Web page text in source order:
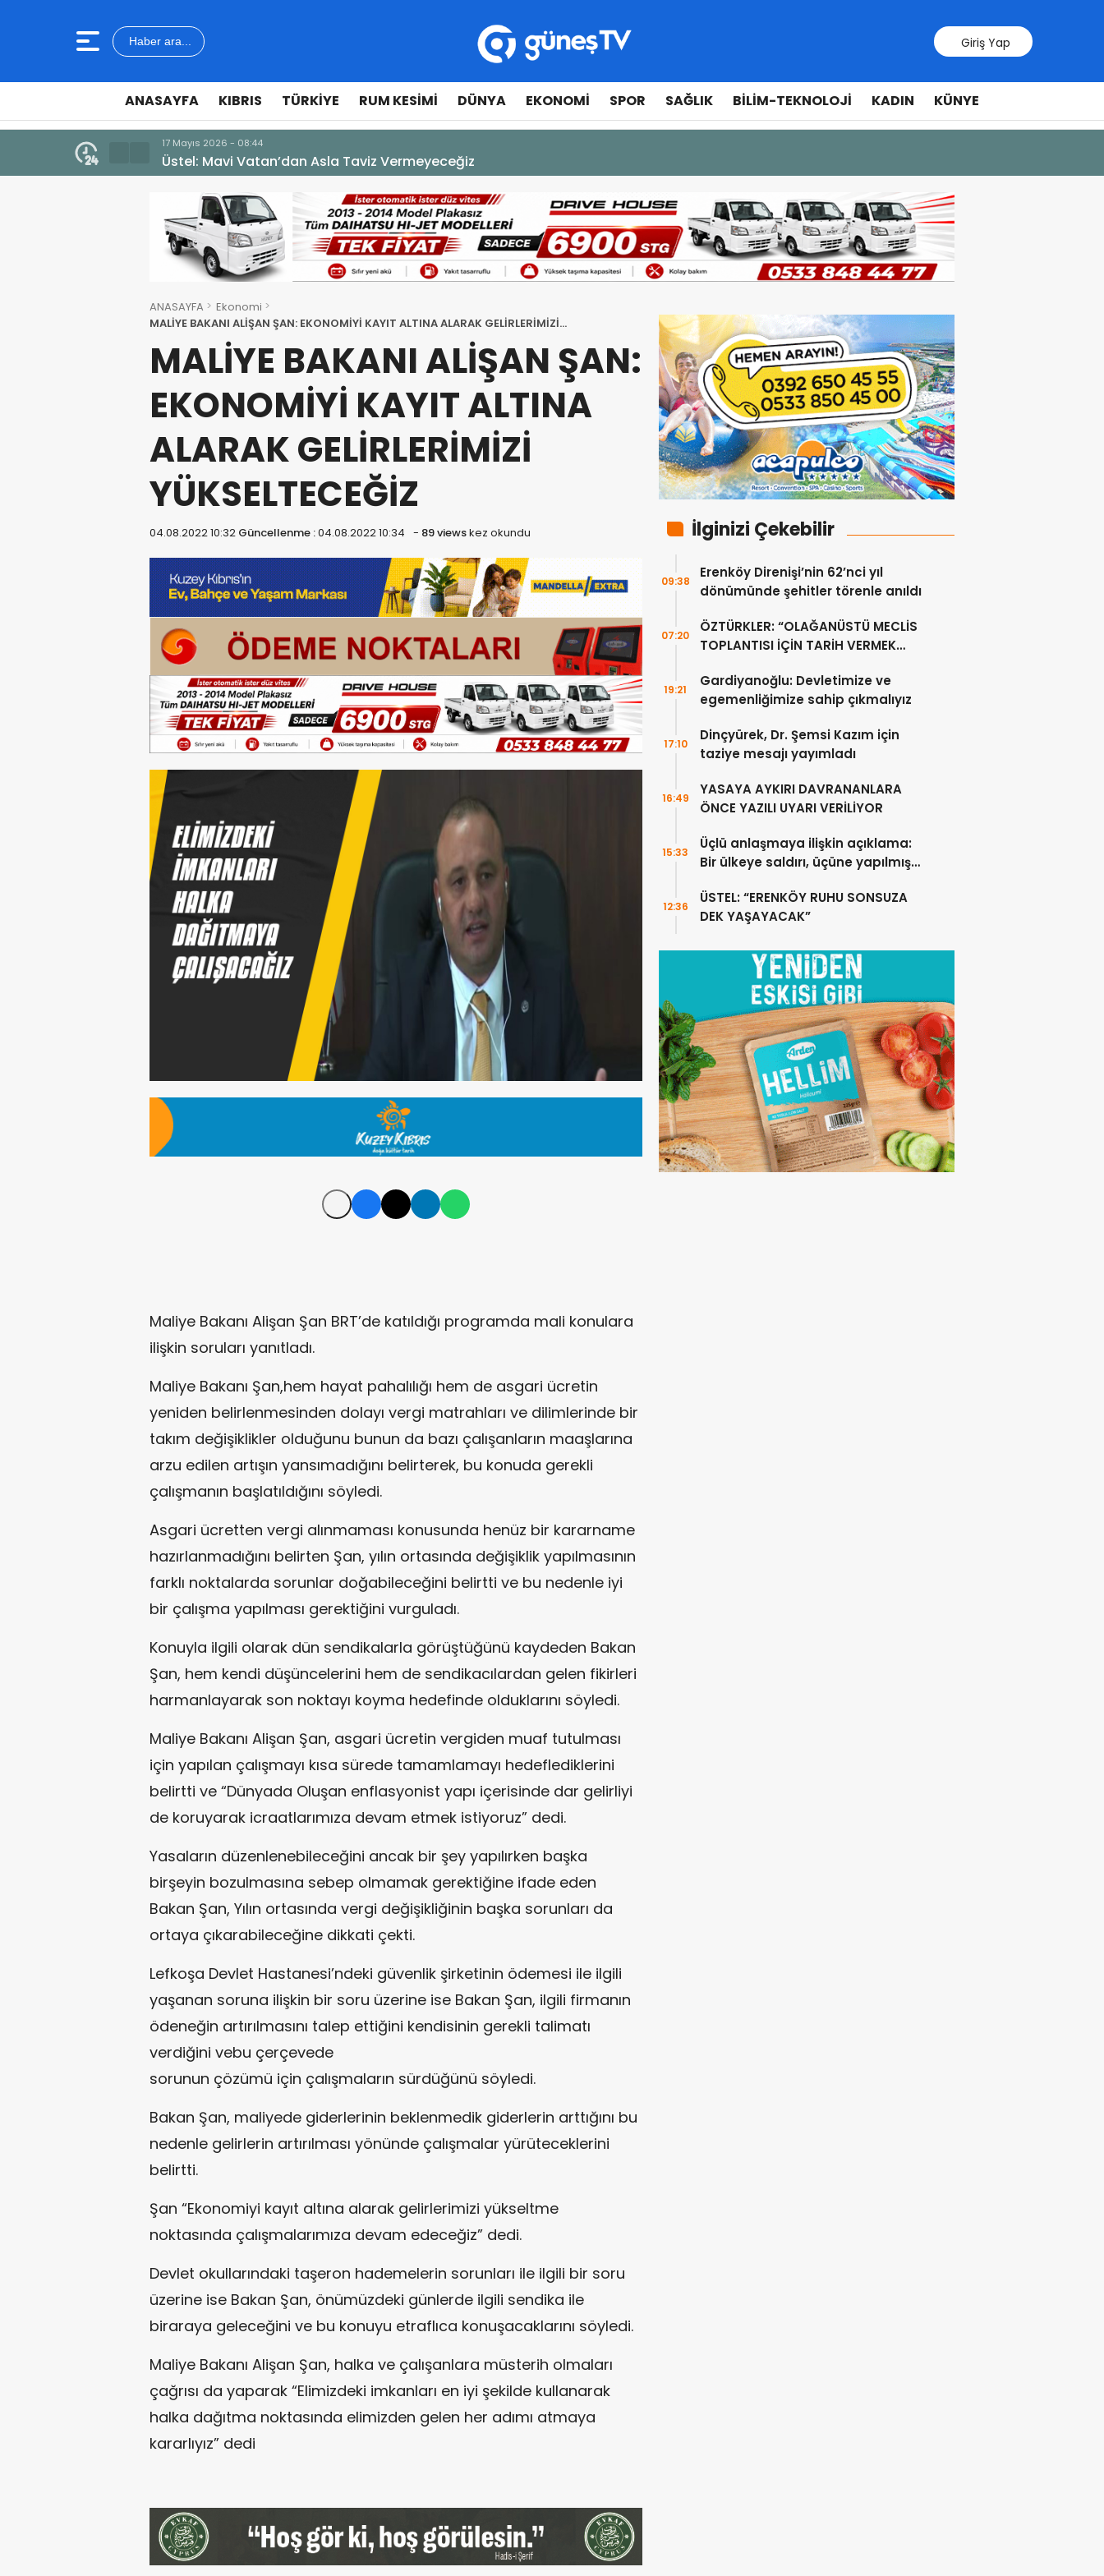
Haber ara... Giriş Yap
ANASAYFA KIBRIS TÜRKIYE RUM KESIMI DÜNYA EKONOMI SPOR SAĞLIK BILIM-TEKNOLOJI KADIN KÜNYE
7 Ağustos 2026 - 12:36
ÜSTEL: “ERENKÖY RUHU SONSUZA DEK YAŞAYACAK”
ANASAYFA
Ekonomi
MALİYE BAKANI ALİŞAN ŞAN: EKONOMİYİ KAYIT ALTINA ALARAK GELİRLERİMİZİ
YÜKSELTECEĞİZ
MALİYE BAKANI ALİŞAN ŞAN:
EKONOMİYİ KAYIT ALTINA
ALARAK GELİRLERİMİZİ
YÜKSELTECEĞİZ
04.08.2022 10:32 Güncellenme :04.08.2022 10:34 - 89 viewskez okundu
Maliye Bakanı Alişan Şan BRT’de katıldığı programda mali konulara
ilişkin soruları yanıtladı.
Maliye Bakanı Şan,hem hayat pahalılığı hem de asgari ücretin
yeniden belirlenmesinden dolayı vergi matrahları ve dilimlerinde bir
takım değişiklikler olduğunu bunun da bazı çalışanların maaşlarına
arzu edilen artışın yansımadığını belirterek, bu konuda gerekli
çalışmanın başlatıldığını söyledi.
Asgari ücretten vergi alınmaması konusunda henüz bir kararname
hazırlanmadığını belirten Şan, yılın ortasında değişiklik yapılmasının
farklı noktalarda sorunlar doğabileceğini belirtti ve bu nedenle iyi
bir çalışma yapılması gerektiğini vurguladı.
Konuyla ilgili olarak dün sendikalarla görüştüğünü kaydeden Bakan
Şan, hem kendi düşüncelerini hem de sendikacılardan gelen fikirleri
harmanlayarak son noktayı koyma hedefinde olduklarını söyledi.
Maliye Bakanı Alişan Şan, asgari ücretin vergiden muaf tutulması
için yapılan çalışmayı kısa sürede tamamlamayı hedeflediklerini
belirtti ve “Dünyada Oluşan enflasyonist yapı içerisinde dar gelirliyi
de koruyarak icraatlarımıza devam etmek istiyoruz” dedi.
Yasaların düzenlenebileceğini ancak bir şey yapılırken başka
birşeyin bozulmasına sebep olmamak gerektiğine ifade eden
Bakan Şan, Yılın ortasında vergi değişikliğinin başka sorunları da
ortaya çıkarabileceğine dikkati çekti.
Lefkoşa Devlet Hastanesi’ndeki güvenlik şirketinin ödemesi ile ilgili
yaşanan soruna ilişkin bir soru üzerine ise Bakan Şan, ilgili firmanın
ödeneğin artırılmasını talep ettiğini kendisinin gerekli talimatı
verdiğini vebu çerçevede
sorunun çözümü için çalışmaların sürdüğünü söyledi.
Bakan Şan, maliyede giderlerinin beklenmedik giderlerin arttığını bu
nedenle gelirlerin artırılması yönünde çalışmalar yürüteceklerini
belirtti.
Şan “Ekonomiyi kayıt altına alarak gelirlerimizi yükseltme
noktasında çalışmalarımıza devam edeceğiz” dedi.
Devlet okullarındaki taşeron hademelerin sorunları ile ilgili bir soru
üzerine ise Bakan Şan, önümüzdeki günlerde ilgili sendika ile
biraraya geleceğini ve bu konuyu etraflıca konuşacaklarını söyledi.
Maliye Bakanı Alişan Şan, halka ve çalışanlara müsterih olmaları
çağrısı da yaparak “Elimizdeki imkanları en iyi şekilde kullanarak
halka dağıtma noktasında elimizden gelen her adımı atmaya
kararlıyız” dedi
İlginizi Çekebilir
Erenköy Direnişi’nin 62’nci yıl
dönümünde şehitler törenle anıldı
09:38
ÖZTÜRKLER: “OLAĞANÜSTÜ MECLİS
TOPLANTISI İÇİN TARİH VERMEK
07:20
Gardiyanoğlu: Devletimize ve
egemenliğimize sahip çıkmalıyız
19:21
Dinçyürek, Dr. Şemsi Kazım için
taziye mesajı yayımladı
17:10
YASAYA AYKIRI DAVRANANLARA
ÖNCE YAZILI UYARI VERİLİYOR
16:49
Üçlü anlaşmaya ilişkin açıklama:
Bir ülkeye saldırı, üçüne yapılmış
15:33
ÜSTEL: “ERENKÖY RUHU SONSUZA
DEK YAŞAYACAK”
12:36